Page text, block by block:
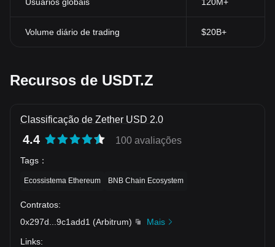
Volume diário de trading $20B+
Recursos de USDT.Z
Classificação de Zether USD 2.0
4.4 100 avaliações
Tags ：
Ecossistema Ethereum BNB Chain Ecosystem
Contratos:
0x297d
9c1add1 (Arbitrum)
Mais
Links: